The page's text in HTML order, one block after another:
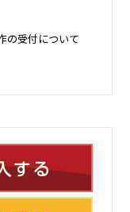
の受付について